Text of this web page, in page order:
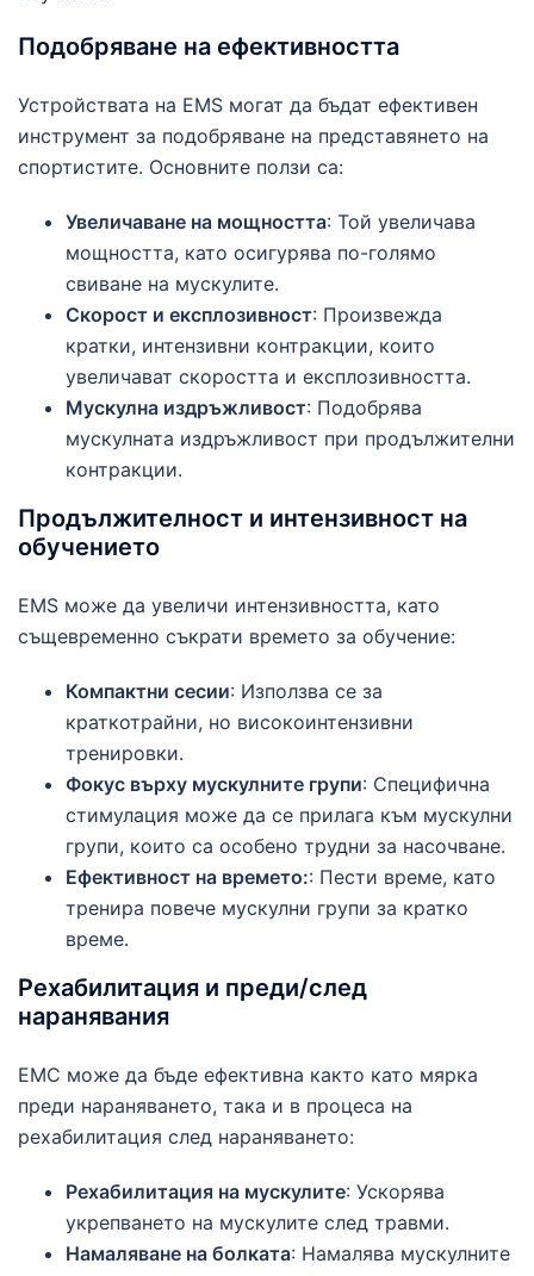
Подобряване на ефективността
Устройствата на EMS могат да бъдат ефективен
инструмент за подобряване на представянето на
спортистите. Основните ползи са:
Увеличаване на мощността: Той увеличава
мощността, като осигурява по-голямо
свиване на мускулите.
Скорост и експлозивност: Произвежда
кратки, интензивни контракции, които
увеличават скоростта и експлозивността.
Мускулна издръжливост: Подобрява
мускулната издръжливост при продължителни
контракции.
Продължителност и интензивност на
обучението
EMS може да увеличи интензивността, като
същевременно съкрати времето за обучение:
Компактни сесии: Използва се за
краткотрайни, но високоинтензивни
тренировки.
Фокус върху мускулните групи: Специфична
стимулация може да се прилага към мускулни
групи, които са особено трудни за насочване.
Ефективност на времето:: Пести време, като
тренира повече мускулни групи за кратко
време.
Рехабилитация и преди/след
наранявания
ЕМС може да бъде ефективна както като мярка
преди нараняването, така и в процеса на
рехабилитация след нараняването:
Рехабилитация на мускулите: Ускорява
укрепването на мускулите след травми.
Намаляване на болката: Намалява мускулните